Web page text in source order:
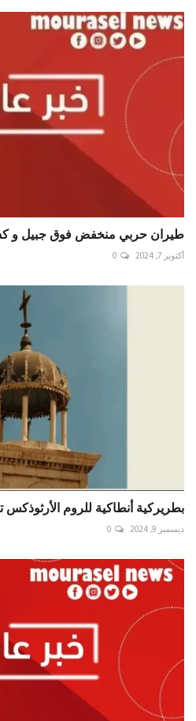
طيران حربي منخفض فوق ‎جبيل و ‎كسروان و ‎المتن
أكتوبر 7, 2024 0
بطريركية أنطاكية للروم
ديسمبر 9, 2024 0